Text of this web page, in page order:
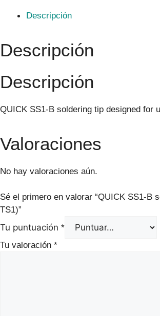
Descripción
Descripción
Descripción
QUICK SS1-B soldering tip designed for
Valoraciones
No hay valoraciones aún.
Sé el primero en valorar “QUICK SS1-B
TS1)”
Tu puntuación *
Tu valoración *